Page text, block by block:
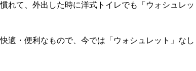
れて、外出した時に洋式トイレでも「ウォシュレッ
適・便利なもので、今では「ウォシュレット」なし